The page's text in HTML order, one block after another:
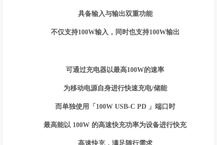
具备输入与输出双重功能
不仅支持100W输入，同时也支持100W输出
可通过充电器以最高100W的速率
为移动电源自身进行快速充电/储能
而单独使用「100W USB-C PD 」端口时
最高能以 100W 的高速快充功率为设备进行快充
高速快充，满足随行需求